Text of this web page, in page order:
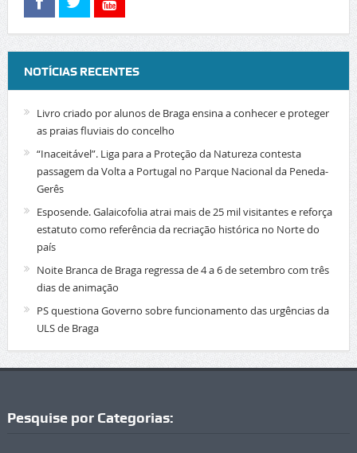
NOTÍCIAS RECENTES
Livro criado por alunos de Braga ensina a conhecer e proteger
as praias fluviais do concelho
“Inaceitável”. Liga para a Proteção da Natureza contesta
passagem da Volta a Portugal no Parque Nacional da Peneda-
Gerês
Esposende. Galaicofolia atrai mais de 25 mil visitantes e reforça
estatuto como referência da recriação histórica no Norte do
país
Noite Branca de Braga regressa de 4 a 6 de setembro com três
dias de animação
PS questiona Governo sobre funcionamento das urgências da
ULS de Braga
Pesquise por Categorias: